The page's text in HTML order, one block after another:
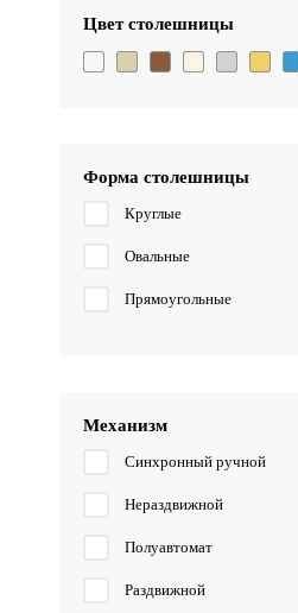
Цвет столешницы
Форма столешницы
Круглые
Овальные
Прямоугольные
Механизм
Синхронный ручной
Нераздвижной
Полуавтомат
Раздвижной